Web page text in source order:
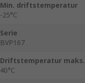
Min. driftstemperatur
-25°C
Serie
BVP167
Driftstemperatur maks.
40°C